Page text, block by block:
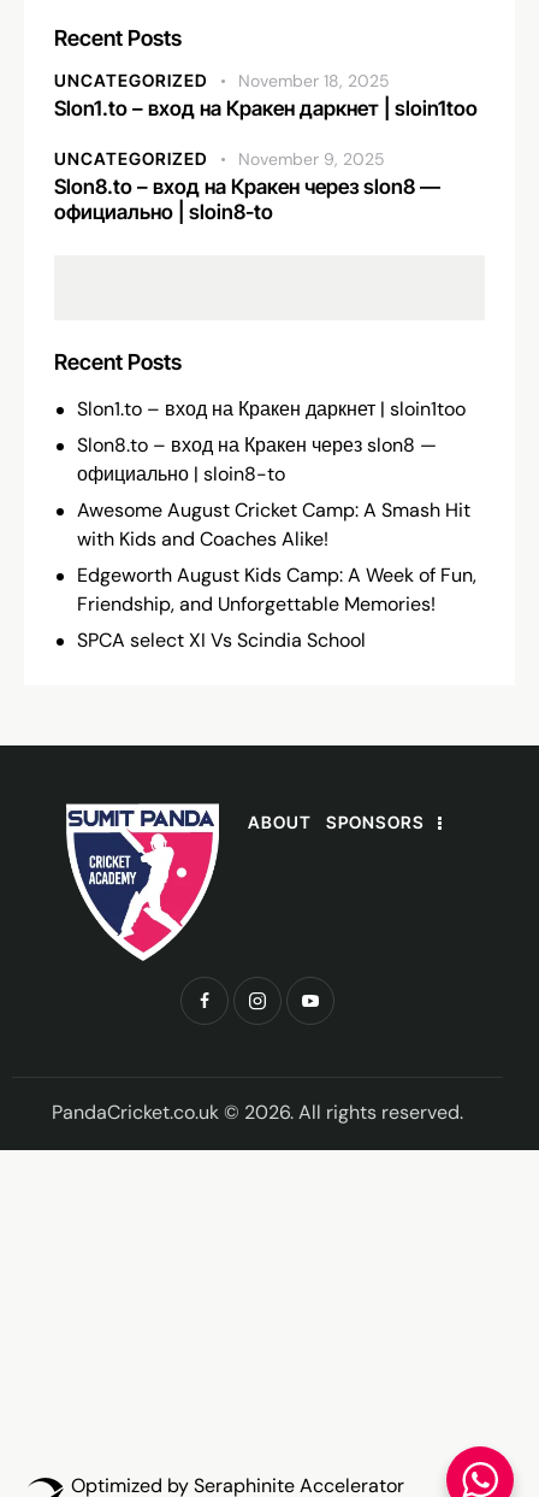
Recent Posts
UNCATEGORIZED November 18, 2025
Slon1.to – вход на Кракен даркнет | sloin1too
UNCATEGORIZED November 9, 2025
Slon8.to – вход на Кракен через slon8 —
официально | sloin8-to
Recent Posts
Slon1.to – вход на Кракен даркнет | sloin1too
Slon8.to – вход на Кракен через slon8 —
официально | sloin8-to
Awesome August Cricket Camp: A Smash Hit
with Kids and Coaches Alike!
Edgeworth August Kids Camp: A Week of Fun,
Friendship, and Unforgettable Memories!
SPCA select XI Vs Scindia School
ABOUT SPONSORS
PandaCricket.co.uk © 2026. All rights reserved.
Optimized by Seraphinite Accelerator